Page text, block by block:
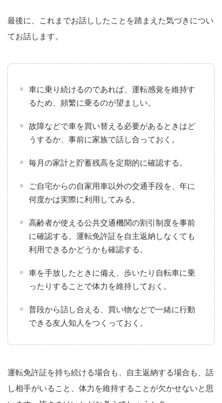
最後に、これまでお話ししたことを踏まえた気づきについ
てお話します。
車に乗り続けるのであれば、運転感覚を維持す
るため、頻繁に乗るのが望ましい。
故障などで車を買い替える必要があるときはど
うするか、事前に家族で話し合っておく。
毎月の家計と貯蓄残高を定期的に確認する。
ご自宅からの自家用車以外の交通手段を、年に
何度かは実際に利用してみる。
高齢者が使える公共交通機関の割引制度を事前
に確認する。運転免許証を自主返納しなくても
利用できるかどうかも確認する。
車を手放したときに備え、歩いたり自転車に乗
ったりすることで体力を維持しておく。
普段から話し合える、買い物などで一緒に行動
できる友人知人をつくっておく。
運転免許証を持ち続ける場合も、自主返納する場合も、話
し相手がいること、体力を維持することが欠かせないと思